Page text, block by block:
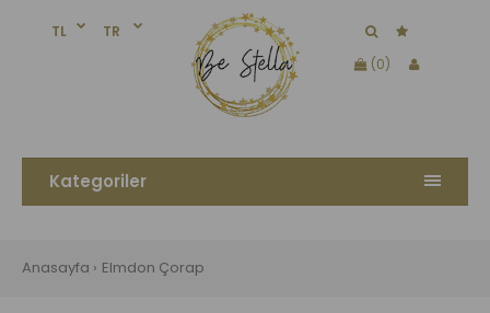
TL
TR
(0)
Kategoriler
Anasayfa Elmdon Çorap